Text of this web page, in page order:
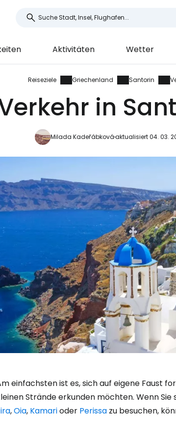
Aktivitäten Wetter
Reiseziele Griechenland Santorin
in
Milada Kadeřábkováaktualisiert 04. 03.
einfachsten ist es, sich auf eigene Faust
Strände erkunden möchten. Wenn
,Oia, Kamarioder Perissa zu besuchen,